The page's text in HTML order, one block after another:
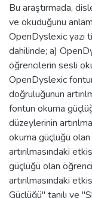
Bu araştırmada,
ve okuduğunu
OpenDyslexic yazı
dahilinde; a)
öğrencilerin sesli
OpenDyslexic
doğruluğunun
fontun okuma
düzeylerinin
okuma güçlüğü
artırılmasındaki
güçlüğü olan
artırılmasındaki
Güçlüğü" tanılı ve